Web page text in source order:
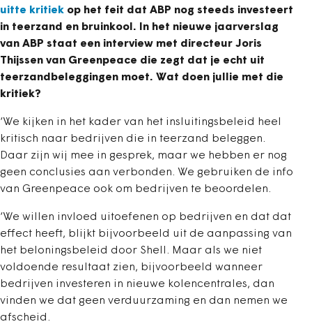
uitte kritiek op het feit dat ABP nog steeds investeert
in teerzand en bruinkool. In het nieuwe jaarverslag
van ABP staat een interview met directeur Joris
Thijssen van Greenpeace die zegt dat je echt uit
teerzandbeleggingen moet. Wat doen jullie met die
kritiek?
‘We kijken in het kader van het insluitingsbeleid heel
kritisch naar bedrijven die in teerzand beleggen.
Daar zijn wij mee in gesprek, maar we hebben er nog
geen conclusies aan verbonden. We gebruiken de info
van Greenpeace ook om bedrijven te beoordelen.
‘We willen invloed uitoefenen op bedrijven en dat dat
effect heeft, blijkt bijvoorbeeld uit de aanpassing van
het beloningsbeleid door Shell. Maar als we niet
voldoende resultaat zien, bijvoorbeeld wanneer
bedrijven investeren in nieuwe kolencentrales, dan
vinden we dat geen verduurzaming en dan nemen we
afscheid.